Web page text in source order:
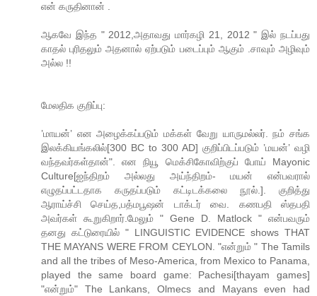
என் கருதினான் .
ஆகவே இந்த " 2012,அதாவது மார்கழி 21, 2012 " இல் நடப்பது
காதல் புரிதலும் அதனால் ஏற்படும் படைப்பும் ஆகும் .சாவும் அழிவும்
அல்ல !!
மேலதிக குறிப்பு:
’மாயன்’ என அழைக்கப்படும் மக்கள் வேறு யாருமல்லர். நம் சங்க
இலக்கியங்கலில்[300 BC to 300 AD] குறிப்பிடப்படும் ’மயன்’ வழி
வந்தவர்கள்தான்". என நியூ மெக்சிகோவிற்குப் போய் Mayonic
Culture[ஐந்திறம் அல்லது அய்ந்திறம்- மயன் என்பவரால்
எழுதப்பட்டதாக கருதப்படும் கட்டிடக்கலை நூல்.]. குறித்து
ஆராய்ச்சி செய்த,பத்மபூஷன் டாக்டர் வை. கணபதி ஸ்தபதி
அவர்கள் கூறுகிறார்.மேலும் " Gene D. Matlock " என்பவரும்
தனது கட்டுரையில் " LINGUISTIC EVIDENCE shows THAT
THE MAYANS WERE FROM CEYLON. "என்றும் " The Tamils
and all the tribes of Meso-America, from Mexico to Panama,
played the same board game: Pachesi[thayam games]
"என்றும்" The Lankans, Olmecs and Mayans even had